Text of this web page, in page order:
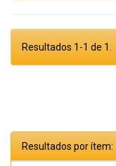
Resultados 1-1 de 1.
Resultados por ítem: